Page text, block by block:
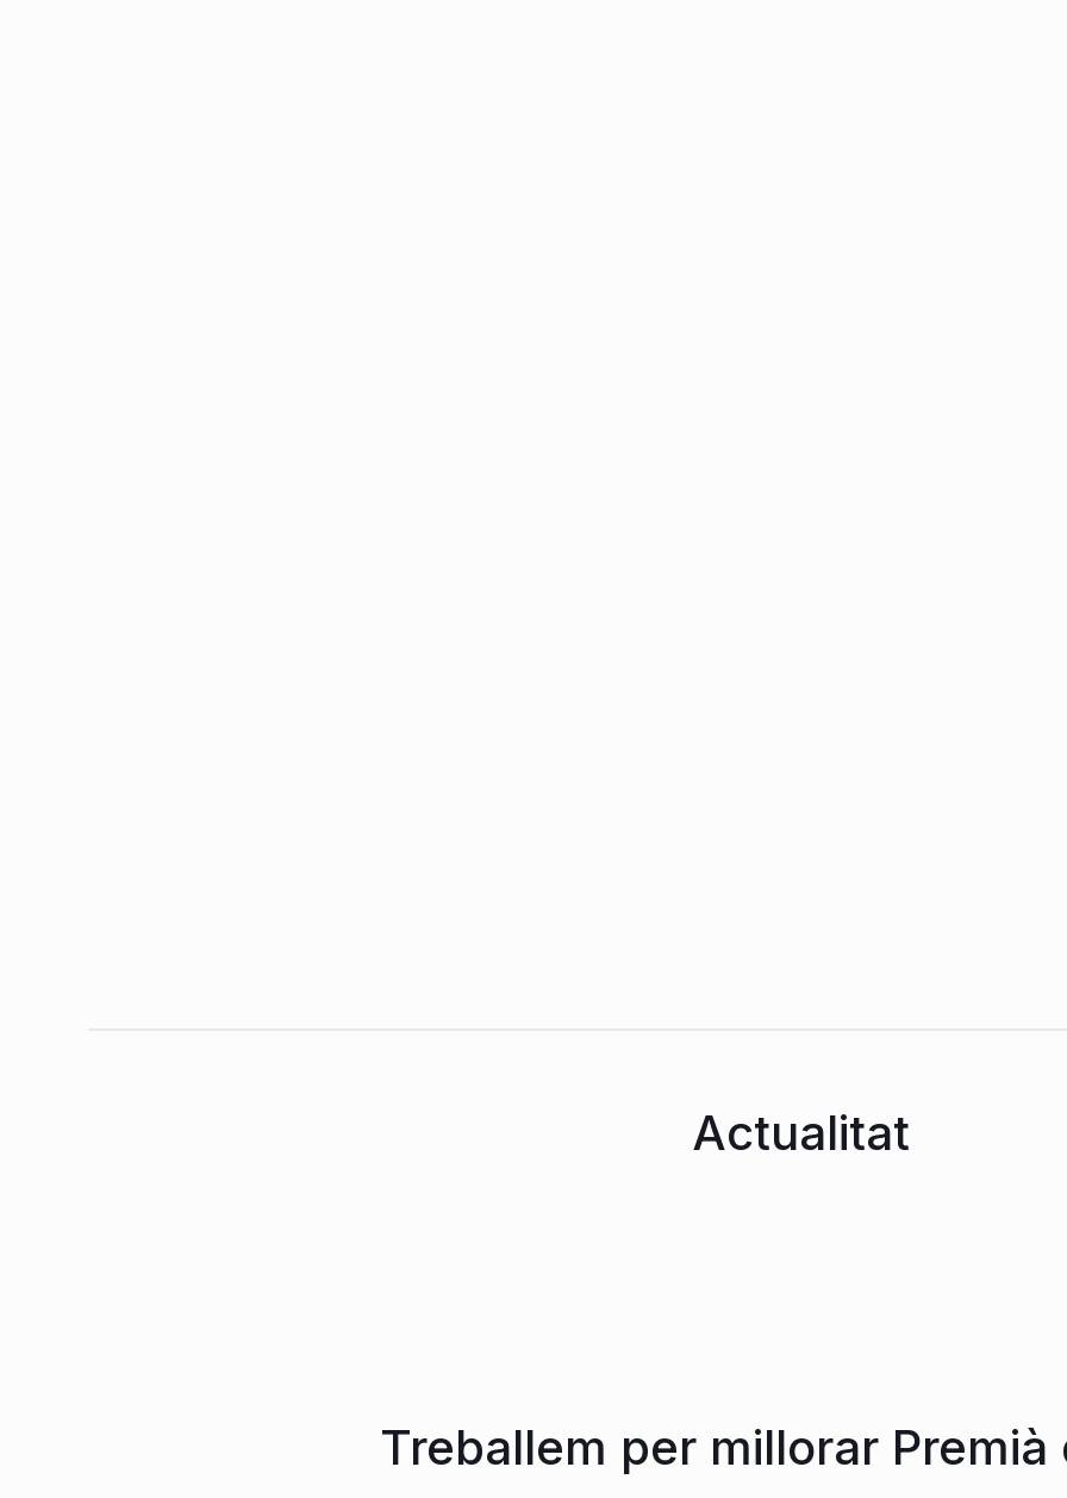
Actualitat
EN COMÚ PODEM PORTA AL CONGRÉS EL TRASPÀS DE LA COOPERATIVA LA UNIÓ A
Treballem per millorar Premià